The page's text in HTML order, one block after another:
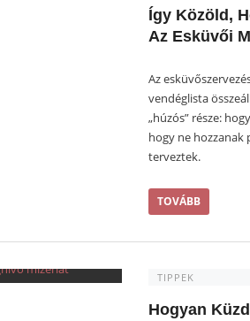
Így Közöld,
Az Esküvői
Az
vendéglista
„húzós” része:
hogy ne hozzanak
terveztek.
TOVÁBB
TIPPEK
Hogyan